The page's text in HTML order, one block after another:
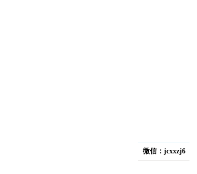
微信：jcxxzj6